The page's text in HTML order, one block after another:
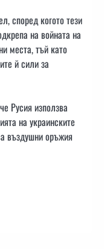
според когото тези
на войната на
места, тъй като
й сили за
Русия използва
на украинските
въздушни оръжия